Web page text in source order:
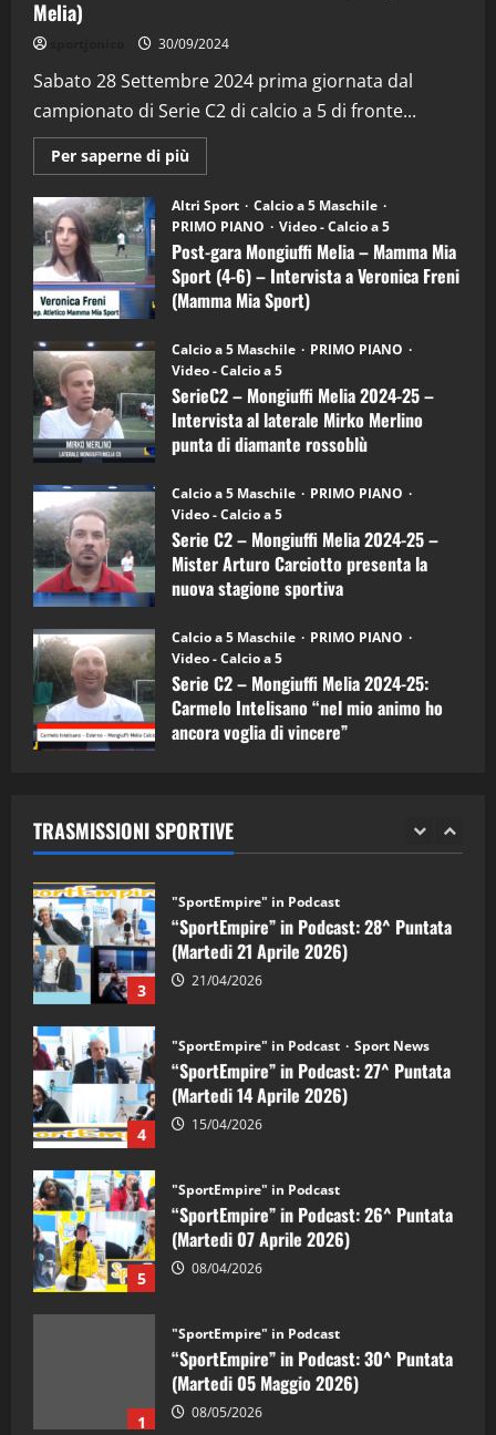
Melia)
30/09/2024
Sabato 28 Settembre 2024 prima giornata dal
campionato di Serie C2 di calcio a 5 di fronte...
Per saperne di più
informazioni
Post-
gara
Mongiuffi
Melia
–
Mamma
Mia
Sport
6)
–
Intervista
a
mister
Arturo
Carciotto
(Mongiuffi
Altri Sport
Calcio a 5 Maschile
PRIMO PIANO
Video - Calcio a 5
Post-gara Mongiuffi Melia – Mamma Mia
Sport (4-6) – Intervista a Veronica Freni
(Mamma Mia Sport)
Calcio a 5 Maschile
PRIMO PIANO
Video - Calcio a 5
SerieC2 – Mongiuffi Melia 2024-25 –
Intervista al laterale Mirko Merlino
punta di diamante rossoblù
Calcio a 5 Maschile
PRIMO PIANO
Video - Calcio a 5
Serie C2 – Mongiuffi Melia 2024-25 –
Mister Arturo Carciotto presenta la
nuova stagione sportiva
Calcio a 5 Maschile
PRIMO PIANO
Video - Calcio a 5
Serie C2 – Mongiuffi Melia 2024-25:
Carmelo Intelisano “nel mio animo ho
ancora voglia di vincere”
TRASMISSIONI SPORTIVE
2
“SportEmpire” in Podcast: 29^ Puntata
(Martedi 28 Aprile 2026)
28/04/2026
3
"SportEmpire" in Podcast
“SportEmpire” in Podcast: 28^ Puntata
(Martedi 21 Aprile 2026)
21/04/2026
4
“SportEmpire” in Podcast: 27^ Puntata
(Martedi 14 Aprile 2026)
15/04/2026
5
“SportEmpire” in Podcast: 26^ Puntata
(Martedi 07 Aprile 2026)
08/04/2026
1
“SportEmpire” in Podcast: 30^ Puntata
(Martedi 05 Maggio 2026)
08/05/2026
2 28/04/2026
3
"SportEmpire" in Podcast
“SportEmpire” in Podcast: 28^ Puntata
(Martedi 21 Aprile 2026)
21/04/2026
4
"SportEmpire" in Podcast Sport News
“SportEmpire” in Podcast: 27^ Puntata
(Martedi 14 Aprile 2026)
15/04/2026
5
"SportEmpire" in Podcast
“SportEmpire” in Podcast: 26^ Puntata
(Martedi 07 Aprile 2026)
08/04/2026
1
"SportEmpire" in Podcast
“SportEmpire” in Podcast: 30^ Puntata
(Martedi 05 Maggio 2026)
08/05/2026